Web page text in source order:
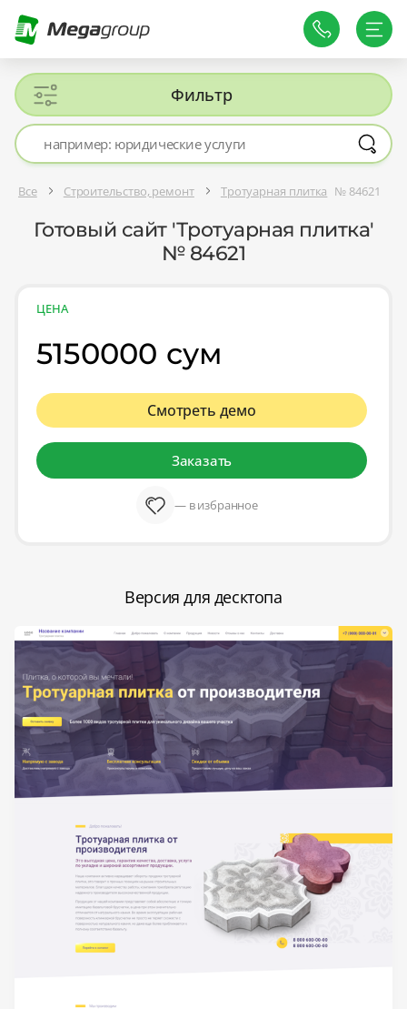
Фильтр
Все Строительство, ремонт Тротуарная плитка № 84621
Готовый сайт 'Тротуарная плитка'
№ 84621
ЦЕНА
5150000 сум
Смотреть демо
Заказать
— в избранное
Версия для десктопа